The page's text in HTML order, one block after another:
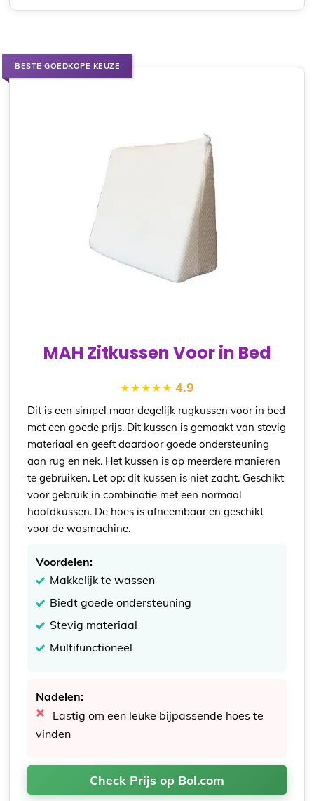
BESTE GOEDKOPE KEUZE
MAH Zitkussen Voor in Bed
4.9
Dit is een simpel maar degelijk rugkussen voor in bed
met een goede prijs. Dit kussen is gemaakt van stevig
materiaal en geeft daardoor goede ondersteuning
aan rug en nek. Het kussen is op meerdere manieren
te gebruiken. Let op: dit kussen is niet zacht. Geschikt
voor gebruik in combinatie met een normaal
hoofdkussen. De hoes is afneembaar en geschikt
voor de wasmachine.
Voordelen:
Makkelijk te wassen
Biedt goede ondersteuning
Stevig materiaal
Multifunctioneel
Nadelen:
Lastig om een leuke bijpassende hoes te
vinden
Check Prijs op Bol.com